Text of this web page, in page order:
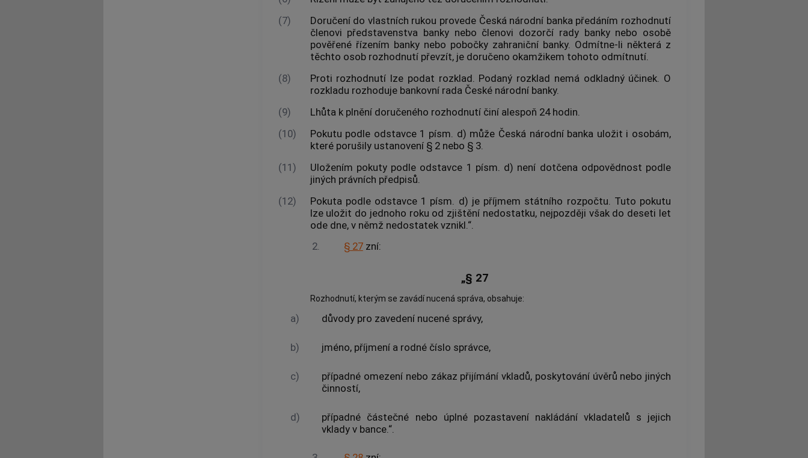
(7)
Doručení do vlastních rukou provede Česká národní banka předáním rozhodnutí
členovi představenstva banky nebo členovi dozorčí rady banky nebo osobě
pověřené řízením banky nebo pobočky zahraniční banky. Odmítne-li některá z
těchto osob rozhodnutí převzít, je doručeno okamžikem tohoto odmítnutí.
(8)
Proti rozhodnutí lze podat rozklad. Podaný rozklad nemá odkladný účinek. O
rozkladu rozhoduje bankovní rada České národní banky.
(9)
Lhůta k plnění doručeného rozhodnutí činí alespoň 24 hodin.
(10)
Pokutu podle odstavce 1 písm. d) může Česká národní banka uložit i osobám,
které porušily ustanovení § 2 nebo § 3.
(11)
Uložením pokuty podle odstavce 1 písm. d) není dotčena odpovědnost podle
jiných právních předpisů.
(12)
Pokuta podle odstavce 1 písm. d) je příjmem státního rozpočtu. Tuto pokutu
lze uložit do jednoho roku od zjištění nedostatku, nejpozději však do deseti let
ode dne, v němž nedostatek vznikl.“.
2.
§ 27zní:
„§ 27
Rozhodnutí, kterým se zavádí nucená správa, obsahuje:
a) důvody pro zavedení nucené správy,
b) jméno, příjmení a rodné číslo správce,
c)
případné omezení nebo zákaz přijímání vkladů, poskytování úvěrů nebo jiných
činností,
d)
případné částečné nebo úplné pozastavení nakládání vkladatelů s jejich
vklady v bance.“.